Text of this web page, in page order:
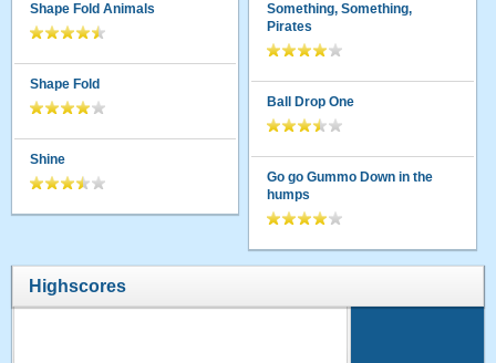
Shape Fold Animals
Shape Fold
Shine
Something, Something,
Pirates
Ball Drop One
Go go Gummo Down in the
humps
Highscores